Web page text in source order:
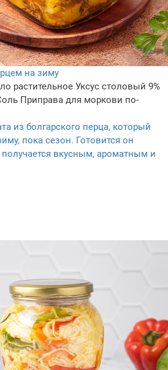
на зиму
растительное Уксус столовый 9%
Приправа для моркови по-
из болгарского перца, который
пока сезон. Готовится он
вкусным, ароматным и